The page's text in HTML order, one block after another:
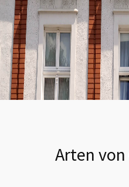
Arten von